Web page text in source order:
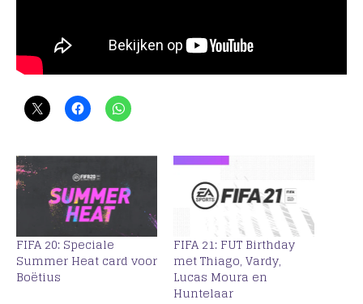
FIFA 20: Speciale
Summer Heat card voor
Boëtius
FIFA 21: FUT Birthday
met Thiago, Vardy,
Lucas Moura en
Huntelaar